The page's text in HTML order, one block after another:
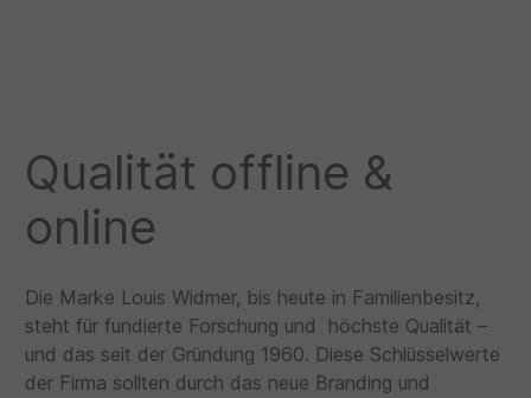
Qualität offline &
online
Die Marke Louis Widmer, bis heute in Familienbesitz,
steht für fundierte Forschung und höchste Qualität –
und das seit der Gründung 1960. Diese Schlüsselwerte
der Firma sollten durch das neue Branding und